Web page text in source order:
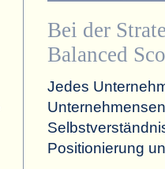
Bei der
Balanced
Jedes
Positionierung